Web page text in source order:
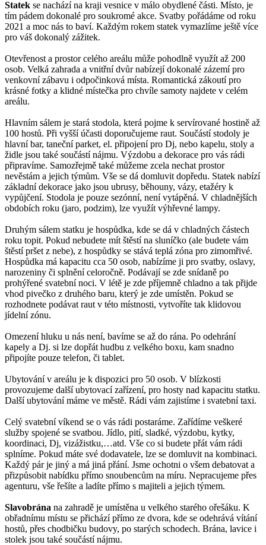
Statek se nachází na kraji vesnice v málo obydlené části. Místo, je
tím pádem dokonalé pro soukromé akce. Svatby pořádáme od roku
2021 a moc nás to baví. Každým rokem statek vymazlíme ještě více
pro váš dokonalý zážitek.
Otevřenost a prostor celého areálu může pohodlně využít až 200
osob. Velká zahrada a vnitřní dvůr nabízejí dokonalé zázemí pro
venkovní zábavu i odpočinková místa. Romantická zákoutí pro
krásné fotky a klidné místečka pro chvíle samoty najdete v celém
areálu.
Hlavním sálem je stará stodola, která pojme k servírované hostině až
100 hostů. Při vyšší účasti doporučujeme raut. Součástí stodoly je
hlavní bar, taneční parket, el. připojení pro Dj, nebo kapelu, stoly a
židle jsou také součástí nájmu. Výzdobu a dekorace pro vás rádi
připravíme. Samozřejmě také můžeme zcela nechat prostor
nevěstám a jejich týmům. Vše se dá domluvit dopředu. Statek nabízí
základní dekorace jako jsou ubrusy, běhouny, vázy, etažéry k
vypůjčení. Stodola je pouze sezónní, není vytápěná. V chladnějších
obdobích roku (jaro, podzim), lze využít výhřevné lampy.
Druhým sálem statku je hospůdka, kde se dá v chladných částech
roku topit. Pokud nebudete mít štěstí na sluníčko (ale budete vám
štěstí pršet z nebe), z hospůdky se stává teplá zóna pro zimomřivé.
Hospůdka má kapacitu cca 50 osob, nabízíme ji pro svatby, oslavy,
narozeniny či splnění celoročně. Podávají se zde snídaně po
prohýřené svatební noci. V létě je zde příjemně chladno a tak přijde
vhod pivečko z druhého baru, který je zde umístěn. Pokud se
rozhodnete podávat raut v této místnosti, vytvoříte tak klidovou
jídelní zónu.
Omezení hluku u nás není, bavíme se až do rána. Po odehrání
kapely a Dj. si lze dopřát hudbu z velkého boxu, kam snadno
připojíte pouze telefon, či tablet.
Ubytování v areálu je k dispozici pro 50 osob. V blízkosti
provozujeme další ubytovací zařízení, pro hosty nad kapacitu statku.
Další ubytování máme ve městě. Rádi vám zajistíme i svatební taxi.
Celý svatební víkend se o vás rádi postaráme. Zařídíme veškeré
služby spojené se svatbou. Jídlo, pití, sladké, výzdobu, kytky,
koordinaci, Dj, vizážistku,…atd. Vše co si budete přát vám rádi
splníme. Pokud máte své dodavatele, lze se domluvit na kombinaci.
Každý pár je jiný a má jiná přání. Jsme ochotni o všem debatovat a
přizpůsobit nabídku přímo snoubencům na míru. Nepracujeme přes
agenturu, vše řešíte a ladíte přímo s majiteli a jejich týmem.
Slavobrána na zahradě je umístěna u velkého starého ořešáku. K
obřadnímu místu se přichází přímo ze dvora, kde se odehrává vítání
hostů, přes chodbičku budovy, po starých schodech. Brána, lavice i
stolek jsou také součástí nájmu.